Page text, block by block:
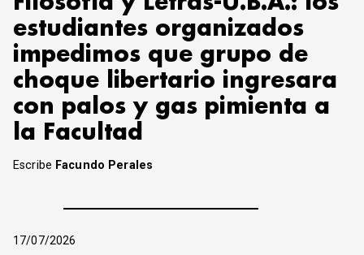
estudiantes organizados
impedimos que grupo de
choque libertario ingresara
con palos y gas pimienta a
la Facultad
Escribe Facundo Perales
17/07/2026